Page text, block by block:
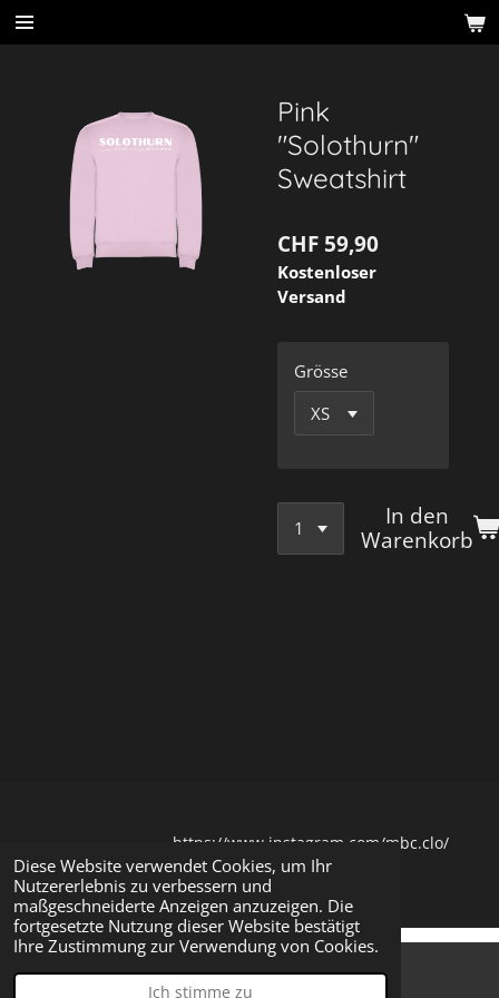
Diese Website verwendet Cookies, um Ihr
Nutzererlebnis zu verbessern und
maßgeschneiderte Anzeigen anzuzeigen. Die
fortgesetzte Nutzung dieser Website bestätigt
Ihre Zustimmung zur Verwendung von Cookies.
Ich stimme zu
Zum
Hauptinhalt
Pink
"Solothurn"
Sweatshirt
CHF 59,90
Kostenloser
Versand
Grösse
In den
Warenkorb
https://www.instagram.com/mbc.clo/
© 2023MBC Clothing